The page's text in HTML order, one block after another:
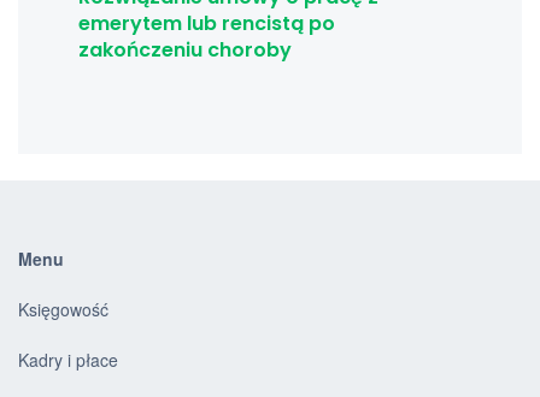
emerytem lub rencistą po
zakończeniu choroby
Menu
Księgowość
Kadry i płace